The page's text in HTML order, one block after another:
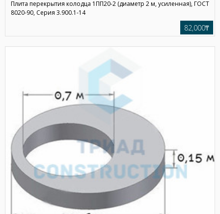
Плита перекрытия колодца 1ПП20-2 (диаметр 2 м, усиленная), ГОСТ
8020-90, Серия 3.900.1-14
82,000₸